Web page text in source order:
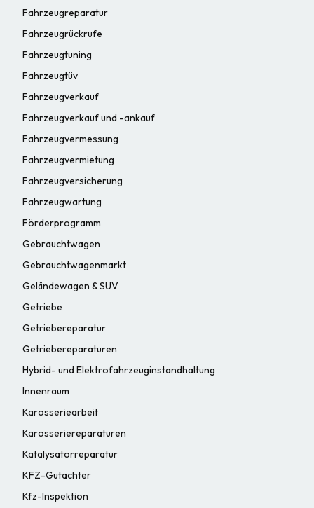
Fahrzeugreparatur
Fahrzeugrückrufe
Fahrzeugtuning
Fahrzeugtüv
Fahrzeugverkauf
Fahrzeugverkauf und -ankauf
Fahrzeugvermessung
Fahrzeugvermietung
Fahrzeugversicherung
Fahrzeugwartung
Förderprogramm
Gebrauchtwagen
Gebrauchtwagenmarkt
Geländewagen & SUV
Getriebe
Getriebereparatur
Getriebereparaturen
Hybrid- und Elektrofahrzeuginstandhaltung
Innenraum
Karosseriearbeit
Karosseriereparaturen
Katalysatorreparatur
KFZ-Gutachter
Kfz-Inspektion